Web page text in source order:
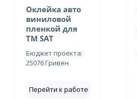
Оклейка авто
виниловой
пленкой для
ТМ SAT
Бюджет проекта:
25076 Гривен
Перейти к работе